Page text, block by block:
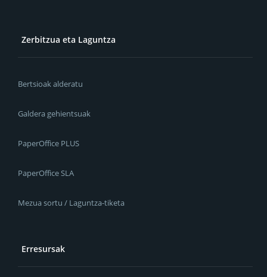
Zerbitzua eta Laguntza
Bertsioak alderatu
Galdera gehientsuak
PaperOffice PLUS
PaperOffice SLA
Mezua sortu / Laguntza-tiketa
Erresursak